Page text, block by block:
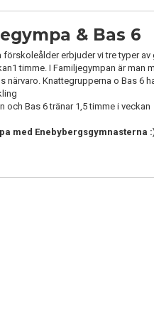
& Bas 6
erbjuder vi tre typer
timme. I Familjegympan är
närvaro. Knattegrupperna o Bas
och Bas 6 tränar 1,5 timme i veckan
med Enebybergsgymnasterna